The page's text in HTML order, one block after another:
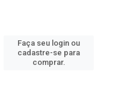
Faça seu login ou
cadastre-se para
comprar.